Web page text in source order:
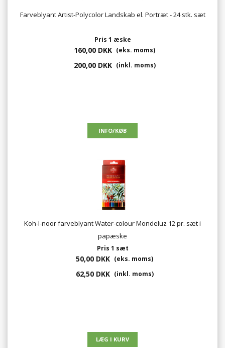
Farveblyant Artist-Polycolor Landskab el. Portræt - 24 stk. sæt
Pris 1 æske
160,00 DKK (eks. moms)
200,00 DKK (inkl. moms)
Koh-I-noor farveblyant Water-colour Mondeluz 12 pr. sæt i
papæske
Pris 1 sæt
50,00 DKK (eks. moms)
62,50 DKK (inkl. moms)